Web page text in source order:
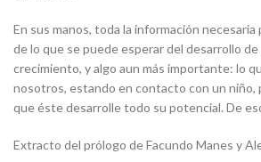
En sus manos, toda la información necesaria
de lo que se puede esperar del desarrollo
crecimiento, y algo aun más importante: lo
nosotros, estando en contacto con un niño,
que éste desarrolle todo su potencial. De
Extracto del prólogo de Facundo Manes y